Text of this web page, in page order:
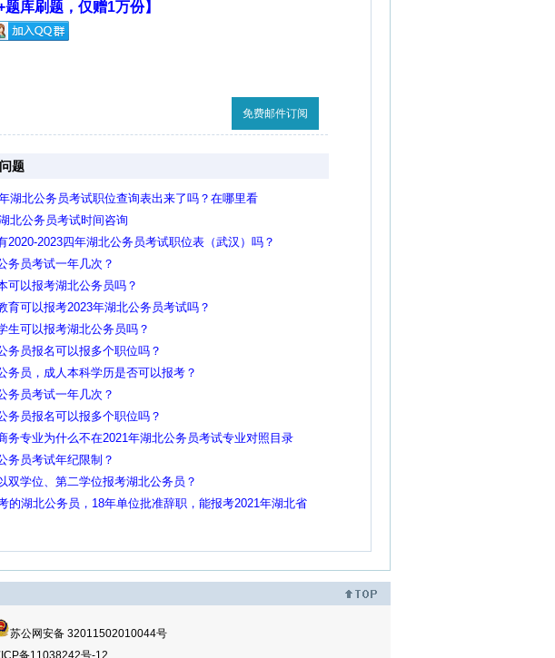
题库刷题，仅赠1万份】
免费邮件订阅
题
湖北公务员考试职位查询表出来了吗？在哪里看
北公务员考试时间咨询
2020-2023四年湖北公务员考试职位表（武汉）吗？
务员考试一年几次？
可以报考湖北公务员吗？
育可以报考2023年湖北公务员考试吗？
生可以报考湖北公务员吗？
务员报名可以报多个职位吗？
务员，成人本科学历是否可以报考？
务员考试一年几次？
务员报名可以报多个职位吗？
务专业为什么不在2021年湖北公务员考试专业对照目录
务员考试年纪限制？
双学位、第二学位报考湖北公务员？
的湖北公务员，18年单位批准辞职，能报考2021年湖北省
苏公网安备 32011502010044号
备11038242号-12